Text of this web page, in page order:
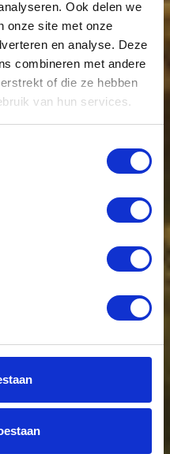
Ook delen we
onze site met onze
en analyse. Deze
combineren met andere
of die ze hebben
van hun services.